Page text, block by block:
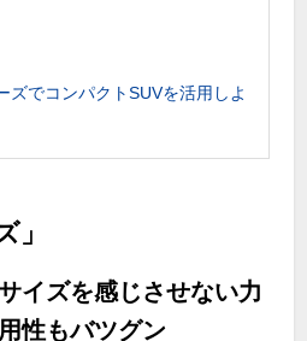
ズでコンパクトSUVを活用しよ
」
イズを感じさせない力
性もバツグン